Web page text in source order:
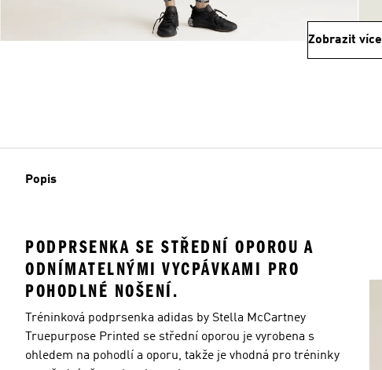
Zobrazit více
Popis
PODPRSENKA SE STŘEDNÍ OPOROU A
ODNÍMATELNÝMI VYCPÁVKAMI PRO
POHODLNÉ NOŠENÍ.
Tréninková podprsenka adidas by Stella McCartney
Truepurpose Printed se střední oporou je vyrobena s
ohledem na pohodlí a oporu, takže je vhodná pro tréninky